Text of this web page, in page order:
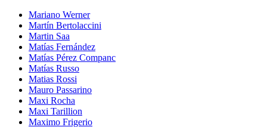
Mariano Werner
Martín Bertolaccini
Martin Saa
Matías Fernández
Matías Pérez Companc
Matías Russo
Matias Rossi
Mauro Passarino
Maxi Rocha
Maxi Tarillion
Maximo Frigerio